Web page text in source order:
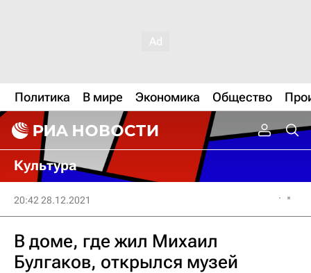
Политика В мире Экономика Общество
Культура
20:42 28.12.2021
В доме, где жил Михаил
Булгаков, открылся музей